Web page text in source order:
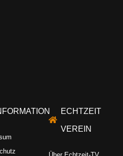
ECHTZEIT
VEREIN